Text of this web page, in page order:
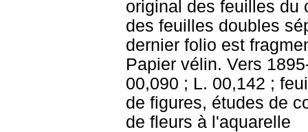
original des feuilles du
des feuilles doubles
dernier folio est
Papier vélin. Vers
00,090 ; L. 00,142 ;
de figures, études de
de fleurs à l'aquarelle